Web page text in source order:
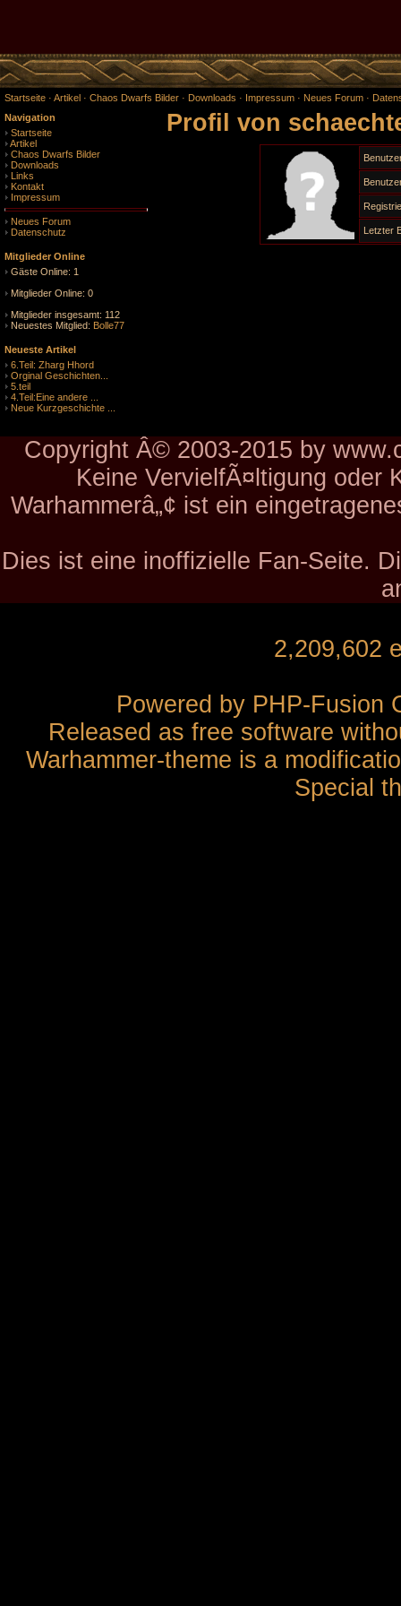
Startseite · Artikel · Chaos Dwarfs Bilder · Downloads · Impressum · Neues Forum ·
Navigation
Startseite
Artikel
Chaos Dwarfs Bilder
Downloads
Links
Kontakt
Impressum
Neues Forum
Datenschutz
Mitglieder Online
Gäste Online: 1
Mitglieder Online: 0
Mitglieder insgesamt: 112
Neuestes Mitglied: Bolle77
Neueste Artikel
6.Teil: Zharg Hhord
Orginal Geschichten...
5.teil
4.Teil:Eine andere ...
Neue Kurzgeschichte ...
Profil von
Letzter
Copyright Â© 2003-2015 by
Keine VervielfÃ¤ltigung oder
Warhammerâ„¢ ist ein
Dies ist eine inoffizielle Fan-Seite.
2,209,602
Powered by PHP-Fusion
Released as free software
Warhammer-theme is a
Special